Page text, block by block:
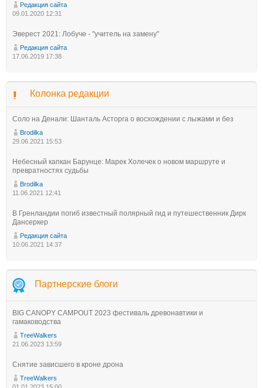
Редакция сайта
09.01.2020 12:31
Эверест 2021: Лобуче - "учитель на замену"
Редакция сайта
17.06.2019 17:38
Колонка редакции
Соло на Денали: Шанталь Асторга о восхождении с лыжами и без
Brodilka
29.06.2021 15:53
Небесный капкан Барунце: Марек Холечек о новом маршруте и
превратностях судьбы
Brodilka
11.06.2021 12:41
В Гренландии погиб известный полярный гид и путешественник Дирк
Дансеркер
Редакция сайта
10.06.2021 14:37
Партнерские блоги
BIG CANOPY CAMPOUT 2023 фестиваль древонавтики и
гамаководства
TreeWalkers
21.06.2023 13:59
Снятие зависшего в кроне дрона
TreeWalkers